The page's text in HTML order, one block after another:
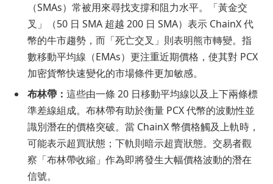
（SMAs）常被用來尋找支撐和阻力水平。「黃金交
叉」（50 日 SMA 超越 200 日 SMA）表示 ChainX 代
幣的牛市趨勢，而「死亡交叉」則表明熊市轉變。指
數移動平均線（EMAs）更注重近期價格，使其對 PCX
加密貨幣快速變化的市場條件更加敏感。
布林帶： 這些由一條 20 日移動平均線以及上下兩條標
準差線組成。布林帶有助於衡量 PCX 代幣的波動性並
識別潛在的價格突破。當 ChainX 幣價格觸及上軌時，
可能表示超買狀態；下軌則暗示超賣狀態。交易者觀
察「布林帶收縮」作為即將發生大幅價格波動的潛在
信號。